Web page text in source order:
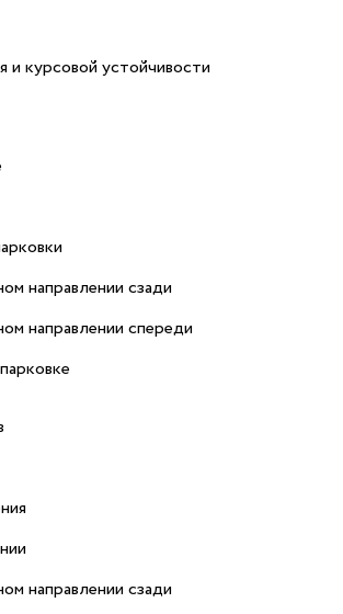
и курсовой устойчивости
направлении сзади
направлении спереди
направлении сзади